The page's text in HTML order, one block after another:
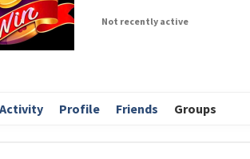
Not recently active
Activity Profile Friends Groups